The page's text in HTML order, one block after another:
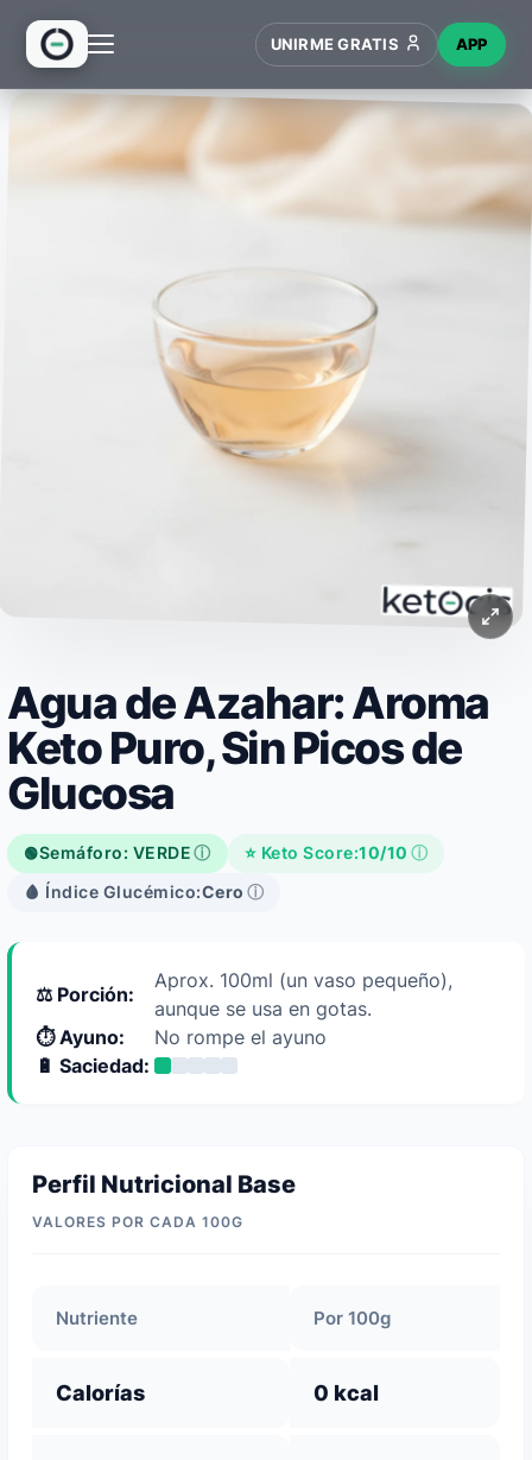
RECETAS
UNIRME GRATIS APP
Agua de Azahar: Aroma
Keto Puro, Sin Picos de
Glucosa
🟢Semáforo: VERDEⓘ ⭐ Keto Score:10/10 ⓘ
🩸 Índice Glucémico:Cero ⓘ
⚖️ Porción:
Aprox. 100ml (un vaso pequeño),
aunque se usa en gotas.
⏱️ Ayuno:
No rompe el ayuno
🔋 Saciedad:
Perfil Nutricional Base
VALORES POR CADA 100G
Nutriente Por 100g
Calorías 0 kcal